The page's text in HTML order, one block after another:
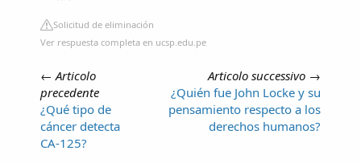
Solicitud de eliminación
Ver respuesta completa en ucsp.edu.pe
← Articolo
precedente
¿Qué tipo de
cáncer detecta
CA-125?
Articolo successivo →
¿Quién fue John Locke y su
pensamiento respecto a los
derechos humanos?